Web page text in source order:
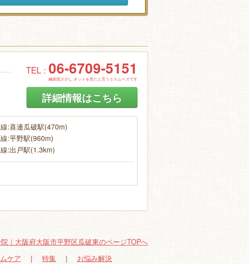
TEL : 06-6709-5151
鍼灸院さがし.ネットを見たと言うとスムーズです
詳細情報はこちら
:喜連瓜破駅(470m)
:平野駅(960m)
:出戸駅(1.3km)
｜大阪府大阪市平野区瓜破東のページTOPへ
ケア ｜ 特集 ｜ お悩み解決